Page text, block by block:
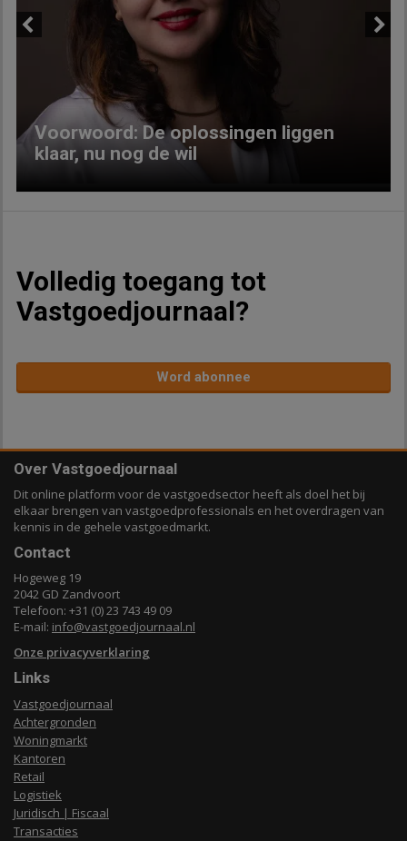
Voorwoord: De oplossingen liggen
klaar, nu nog de wil
Volledig toegang tot
Vastgoedjournaal?
Word abonnee
Over Vastgoedjournaal
Dit online platform voor de vastgoedsector heeft als doel het bij
elkaar brengen van vastgoedprofessionals en het overdragen van
kennis in de gehele vastgoedmarkt.
Contact
Hogeweg 19
2042 GD Zandvoort
Telefoon: +31 (0) 23 743 49 09
E-mail: info@vastgoedjournaal.nl
Onze privacyverklaring
Links
Vastgoedjournaal
Achtergronden
Woningmarkt
Kantoren
Retail
Logistiek
Juridisch | Fiscaal
Transacties